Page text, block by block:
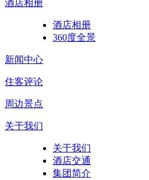
酒店相册
酒店相册
360度全景
新闻中心
住客评论
周边景点
关于我们
关于我们
酒店交通
集团简介